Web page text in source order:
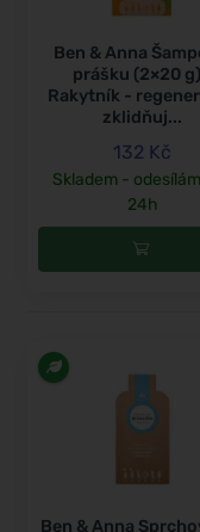
Ben & Anna
prášku (2×20
Rakytník -
zklidňuj...
132 Kč
Skladem -
24h
Ben & Anna